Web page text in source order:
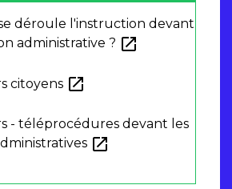
déroule l'instruction devant
administrative ? open_in_new
citoyens open_in_new
- téléprocédures devant les
open_in_new